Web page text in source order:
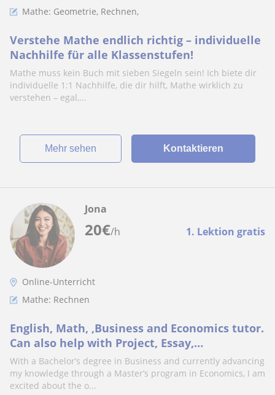
Mathe: Geometrie, Rechnen,
Verstehe Mathe endlich richtig – individuelle
Nachhilfe für alle Klassenstufen!
Mathe muss kein Buch mit sieben Siegeln sein! Ich biete dir
individuelle 1:1 Nachhilfe, die dir hilft, Mathe wirklich zu
verstehen – egal,...
Mehr sehen Kontaktieren
20€/h 1. Lektion gratis
Jona
Online-Unterricht
Mathe: Rechnen
English, Math, ,Business and Economics tutor.
Can also help with Project, Essay,
Homeworks, Research and others
With a Bachelor’s degree in Business and currently advancing
my knowledge through a Master’s program in Economics, I am
excited about the o...